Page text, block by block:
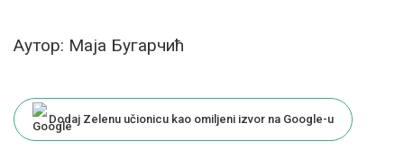
Аутор: Маја Бугарчић
Dodaj Zelenu učionicu kao omiljeni izvor na Google-u